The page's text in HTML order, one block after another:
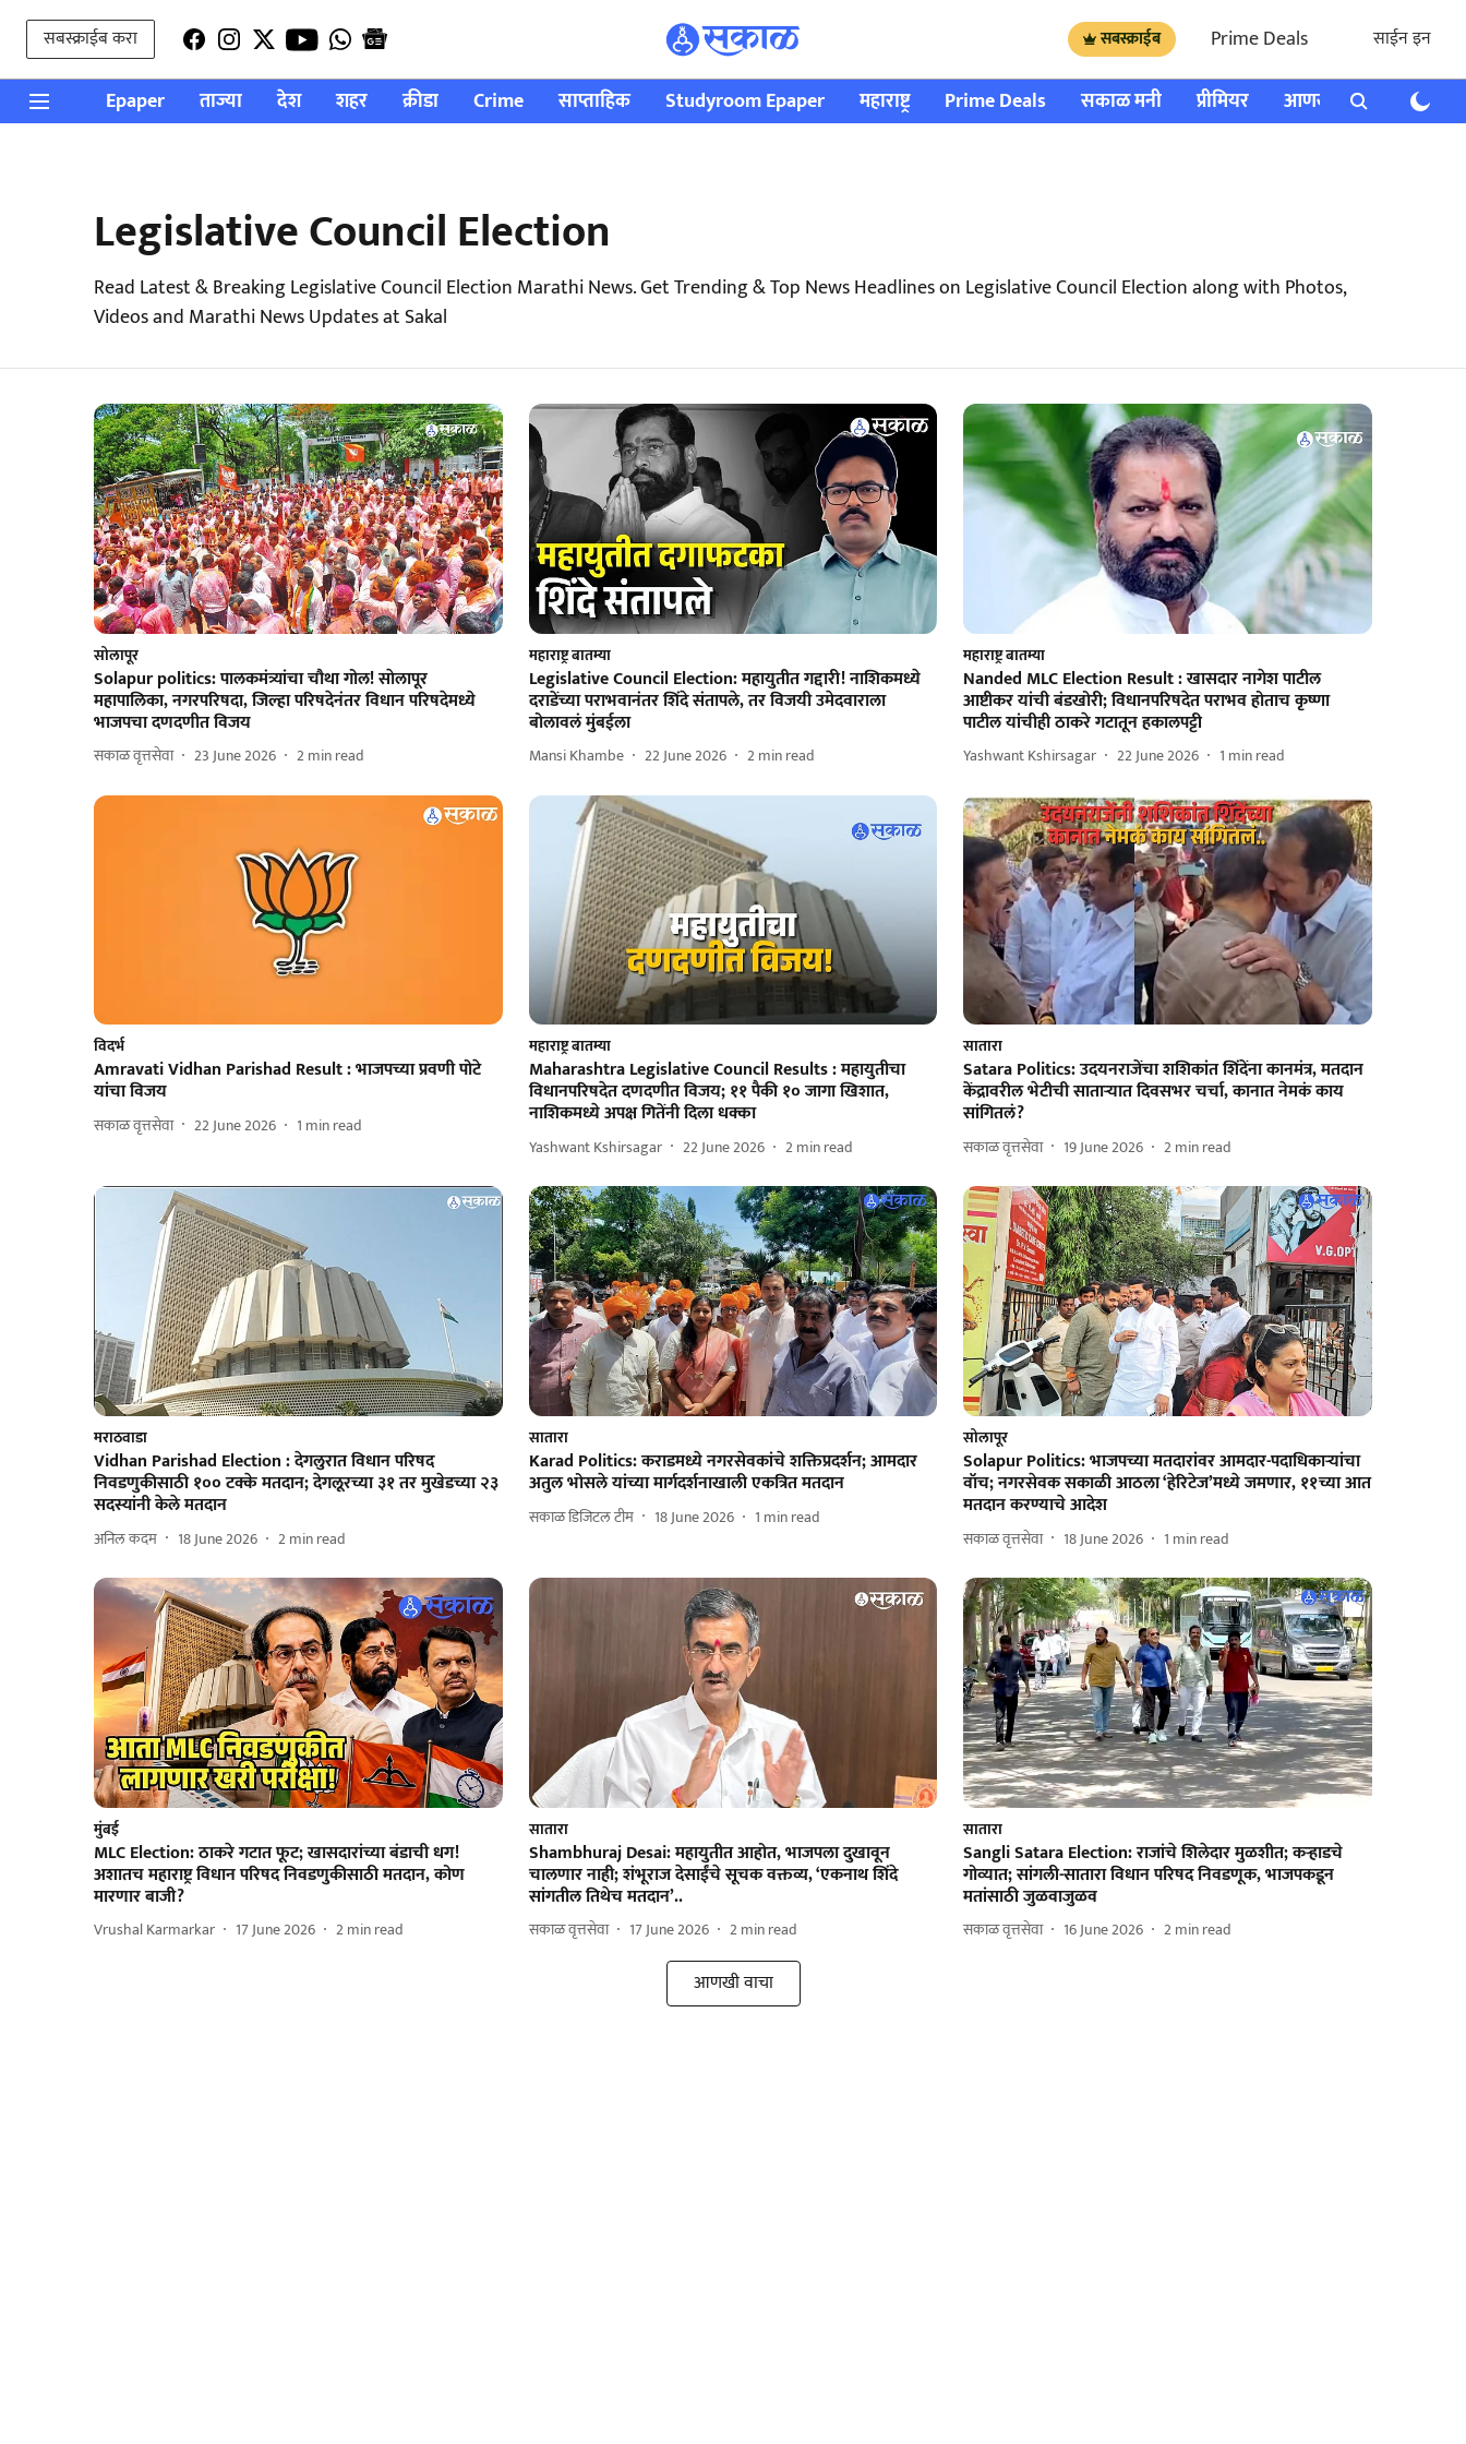
सबस्क्राईब करा सबस्क्राईब Prime Deals साईन इन
Epaper ताज्या देश शहर क्रीडा Crime साप्ताहिक Studyroom Epaper महाराष्ट्र Prime Deals सकाळ मनी प्रीमियर आणखी राशी भविष्य
Legislative Council Election
Read Latest & Breaking Legislative Council Election Marathi News. Get Trending & Top News Headlines on Legislative Council Election along with Photos,
Videos and Marathi News Updates at Sakal
सोलापूर
Solapur politics: पालकमंत्र्यांचा चौथा गोल! साेलापूर
महापालिका, नगरपरिषदा, जिल्हा परिषदेनंतर विधान परिषदेमध्ये
भाजपचा दणदणीत विजय
सकाळ वृत्तसेवा 23 June 2026 2min read
महाराष्ट्र बातम्या
Legislative Council Election: महायुतीत गद्दारी! नाशिकमध्ये
दराडेंच्या पराभवानंतर शिंदे संतापले, तर विजयी उमेदवाराला
बोलावलं मुंबईला
Mansi Khambe 22 June 2026 2min read
महाराष्ट्र बातम्या
Nanded MLC Election Result : खासदार नागेश पाटील
आष्टीकर यांची बंडखोरी; विधानपरिषदेत पराभव होताच कृष्णा
पाटील यांचीही ठाकरे गटातून हकालपट्टी
Yashwant Kshirsagar 22 June 2026 1 min read
विदर्भ
Amravati Vidhan Parishad Result : भाजपच्या प्रवणी पोटे
यांचा विजय
सकाळ वृत्तसेवा 22 June 2026 1 min read
महाराष्ट्र बातम्या
Maharashtra Legislative Council Results : महायुतीचा
विधानपरिषदेत दणदणीत विजय; ११ पैकी १० जागा खिशात,
नाशिकमध्ये अपक्ष गितेंनी दिला धक्का
Yashwant Kshirsagar 22 June 2026 2min read
सातारा
Satara Politics: उदयनराजेंचा शशिकांत शिंदेंना कानमंत्र, मतदान
केंद्रावरील भेटीची साताऱ्यात दिवसभर चर्चा, कानात नेमकं काय
सांगितलं?
सकाळ वृत्तसेवा 19 June 2026 2min read
मराठवाडा
Vidhan Parishad Election : देगलुरात विधान परिषद
निवडणुकीसाठी १०० टक्के मतदान; देगलूरच्या ३१ तर मुखेडच्या २३
सदस्यांनी केले मतदान
अनिल कदम 18 June 2026 2min read
सातारा
Karad Politics: कराडमध्ये नगरसेवकांचे शक्तिप्रदर्शन; आमदार
अतुल भोसले यांच्या मार्गदर्शनाखाली एकत्रित मतदान
सकाळ डिजिटल टीम 18 June 2026 1 min read
सोलापूर
Solapur Politics: भाजपच्या मतदारांवर आमदार-पदाधिकाऱ्यांचा
वॉच; नगरसेवक सकाळी आठला ‘हेरिटेज’मध्ये जमणार, ११च्या आत
मतदान करण्याचे आदेश
सकाळ वृत्तसेवा 18 June 2026 1 min read
मुंबई
MLC Election: ठाकरे गटात फूट; खासदारांच्या बंडाची धग!
अशातच महाराष्ट्र विधान परिषद निवडणुकीसाठी मतदान, कोण
मारणार बाजी?
Vrushal Karmarkar 17 June 2026 2min read
सातारा
Shambhuraj Desai: महायुतीत आहोत, भाजपला दुखावून
चालणार नाही; शंभूराज देसाईंचे सूचक वक्तव्य, ‘एकनाथ शिंदे
सांगतील तिथेच मतदान’..
सकाळ वृत्तसेवा 17 June 2026 2min read
सातारा
Sangli Satara Election: राजांचे शिलेदार मुळशीत; कऱ्हाडचे
गोव्‍यात; सांगली-सातारा विधान परिषद निवडणूक, भाजपकडून
मतांसाठी जुळवाजुळव
सकाळ वृत्तसेवा 16 June 2026 2min read
आणखी वाचा